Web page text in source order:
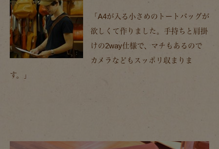
「A4が入る小さめのトートバッグが
欲しくて作りました。手持ちと肩掛
けの2way仕様で、マチもあるので
カメラなどもスッポリ収まりま
す。」